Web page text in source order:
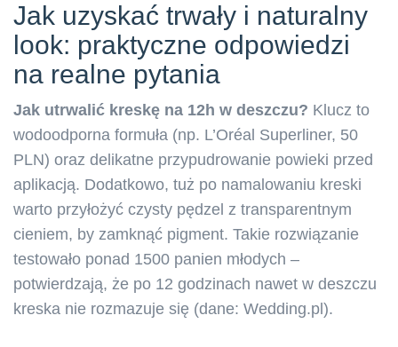
Jak uzyskać trwały i naturalny
look: praktyczne odpowiedzi
na realne pytania
Jak utrwalić kreskę na 12h w deszczu? Klucz to
wodoodporna formuła (np. L’Oréal Superliner, 50
PLN) oraz delikatne przypudrowanie powieki przed
aplikacją. Dodatkowo, tuż po namalowaniu kreski
warto przyłożyć czysty pędzel z transparentnym
cieniem, by zamknąć pigment. Takie rozwiązanie
testowało ponad 1500 panien młodych –
potwierdzają, że po 12 godzinach nawet w deszczu
kreska nie rozmazuje się (dane: Wedding.pl).